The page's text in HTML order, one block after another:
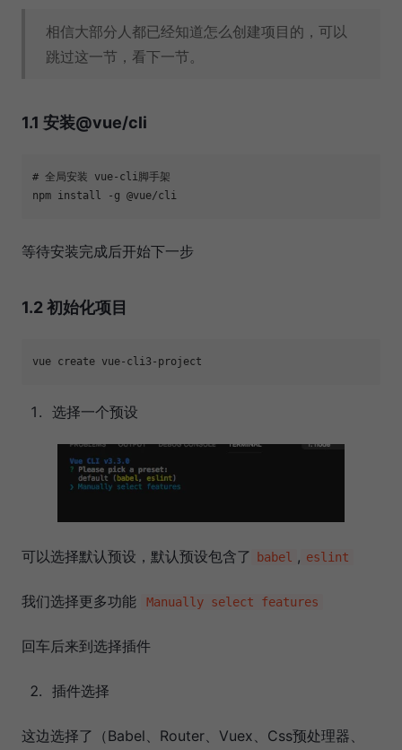
相信大部分人都已经知道怎么创建项目的，可以
跳过这一节，看下一节。
1.1 安装@vue/cli
# 全局安装 vue-cli脚手架
等待安装完成后开始下一步
1.2 初始化项目
选择一个预设
可以选择默认预设，默认预设包含了 babel , eslint
我们选择更多功能 Manually select features
回车后来到选择插件
插件选择
这边选择了（Babel、Router、Vuex、Css预处理器、